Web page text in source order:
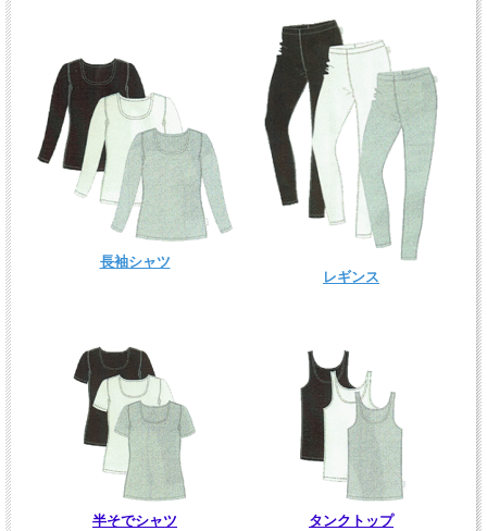
長袖シャツ
レギンス
半そでシャツ タンクトップ